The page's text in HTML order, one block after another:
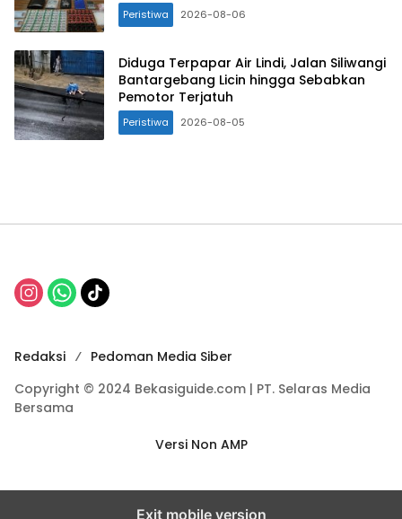
Peristiwa 2026-08-06
Diduga Terpapar Air Lindi, Jalan Siliwangi
Bantargebang Licin hingga Sebabkan
Pemotor Terjatuh
Peristiwa 2026-08-05
Redaksi
Pedoman Media Siber
Copyright © 2024 Bekasiguide.com | PT. Selaras Media
Bersama
Versi Non AMP
Exit mobile version